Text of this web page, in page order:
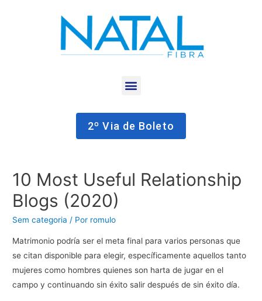
2º Via de Boleto
10 Most Useful Relationship
Blogs (2020)
Sem categoria / Por romulo
Matrimonio podría ser el meta final para varios personas que
se citan disponible para elegir, específicamente aquellos tanto
mujeres como hombres quienes son harta de jugar en el
campo y continuando sin éxito salir después de sin éxito día.